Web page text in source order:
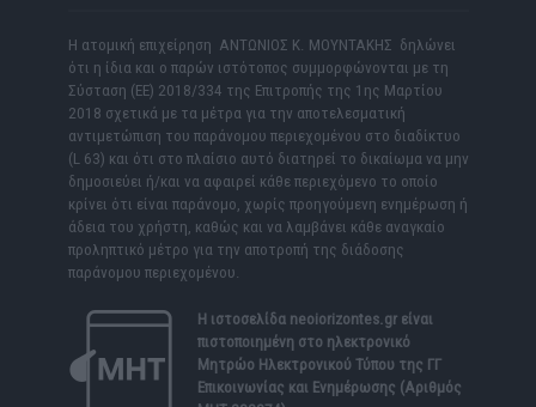
Η ατομική επιχείρηση ΑΝΤΩΝΙΟΣ Κ. ΜΟΥΝΤΑΚΗΣ δηλώνει
ότι η ίδια και ο παρών ιστότοπος συμμορφώνονται με τη
Σύσταση (ΕΕ) 2018/334 της Επιτροπής της 1ης Μαρτίου
2018 σχετικά με τα μέτρα για την αποτελεσματική
αντιμετώπιση του παράνομου περιεχομένου στο διαδίκτυο
(L 63) και ότι στο πλαίσιο αυτό διατηρεί το δικαίωμα να μην
δημοσιεύει ή/και να αφαιρεί κάθε περιεχόμενο το οποίο
κρίνει ότι είναι παράνομο, χωρίς προηγούμενη ενημέρωση ή
άδεια του χρήστη, καθώς και να λαμβάνει κάθε αναγκαίο
προληπτικό μέτρο για την αποτροπή της διάδοσης
παράνομου περιεχομένου.
Η ιστοσελίδα neoiorizontes.grείναι
πιστοποιημένη στο ηλεκτρονικό
Μητρώο Ηλεκτρονικού Τύπου της ΓΓ
Επικοινωνίας και Ενημέρωσης (Αριθμός